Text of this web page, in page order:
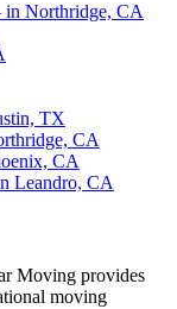
in Northridge, CA
TX
CA
CA
Leandro, CA
Moving provides
moving